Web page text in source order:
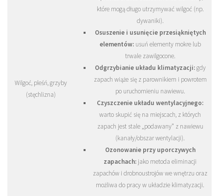
Wilgoć, pleśń, grzyby
(stęchlizna)
które mogą długo utrzymywać wilgoć (np.
dywaniki).
Osuszenie i usunięcie przesiąkniętych
elementów:usuń elementy mokre lub
trwale zawilgocone.
Odgrzybianie układu klimatyzacji:gdy
zapach wiąże się z parownikiem i powrotem
po uruchomieniu nawiewu.
Czyszczenie układu wentylacyjnego:
warto skupić się na miejscach, z których
zapach jest stale „podawany” z nawiewu
(kanały/obszar wentylacji).
Ozonowanie przy uporczywych
zapachach: jako metoda eliminacji
zapachów i drobnoustrojów we wnętrzu oraz
możliwa do pracy w układzie klimatyzacji.